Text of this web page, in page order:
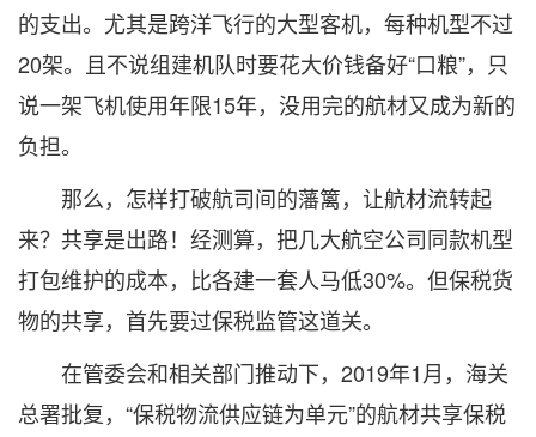
的支出。尤其是跨洋飞行的大型客机，每种机型不过
20架。且不说组建机队时要花大价钱备好“口粮”，只
说一架飞机使用年限15年，没用完的航材又成为新的
负担。
那么，怎样打破航司间的藩篱，让航材流转起
来？共享是出路！经测算，把几大航空公司同款机型
打包维护的成本，比各建一套人马低30%。但保税货
物的共享，首先要过保税监管这道关。
在管委会和相关部门推动下，2019年1月，海关
总署批复，“保税物流供应链为单元”的航材共享保税